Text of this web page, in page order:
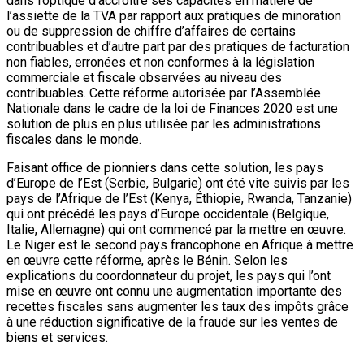
l’assiette de la TVA par rapport aux pratiques de minoration
ou de suppression de chiffre d’affaires de certains
contribuables et d’autre part par des pratiques de facturation
non fiables, erronées et non conformes à la législation
commerciale et fiscale observées au niveau des
contribuables. Cette réforme autorisée par l’Assemblée
Nationale dans le cadre de la loi de Finances 2020 est une
solution de plus en plus utilisée par les administrations
fiscales dans le monde.
Faisant office de pionniers dans cette solution, les pays
d’Europe de l’Est (Serbie, Bulgarie) ont été vite suivis par les
pays de l’Afrique de l’Est (Kenya, Éthiopie, Rwanda, Tanzanie)
qui ont précédé les pays d’Europe occidentale (Belgique,
Italie, Allemagne) qui ont commencé par la mettre en œuvre.
Le Niger est le second pays francophone en Afrique à mettre
en œuvre cette réforme, après le Bénin. Selon les
explications du coordonnateur du projet, les pays qui l’ont
mise en œuvre ont connu une augmentation importante des
recettes fiscales sans augmenter les taux des impôts grâce
à une réduction significative de la fraude sur les ventes de
biens et services.